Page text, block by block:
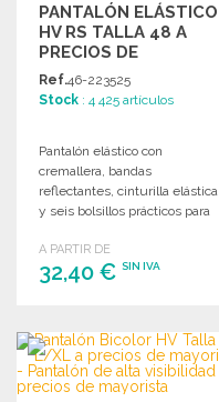
PANTALÓN ELÁSTICO
HV RS TALLA 48 A
PRECIOS DE
MAYORISTA
Ref.46-223525
Stock : 4 425 artículos
Pantalón elástico con
cremallera, bandas
reflectantes, cinturilla elástica
y seis bolsillos prácticos para
A PARTIR DE
32,40 € SIN IVA
Solicitar un presupuesto